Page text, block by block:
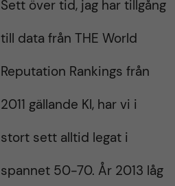
Sett över tid, jag har tillgång
till data från THE World
Reputation Rankings från
2011 gällande KI, har vi i
stort sett alltid legat i
spannet 50-70. År 2013 låg